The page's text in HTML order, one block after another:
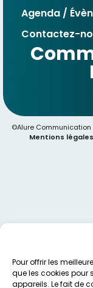
Pour offrir les
que les cookies pour
appareils. Le fait de
Agenda /
Contactez-
©Alure
Mentions légales